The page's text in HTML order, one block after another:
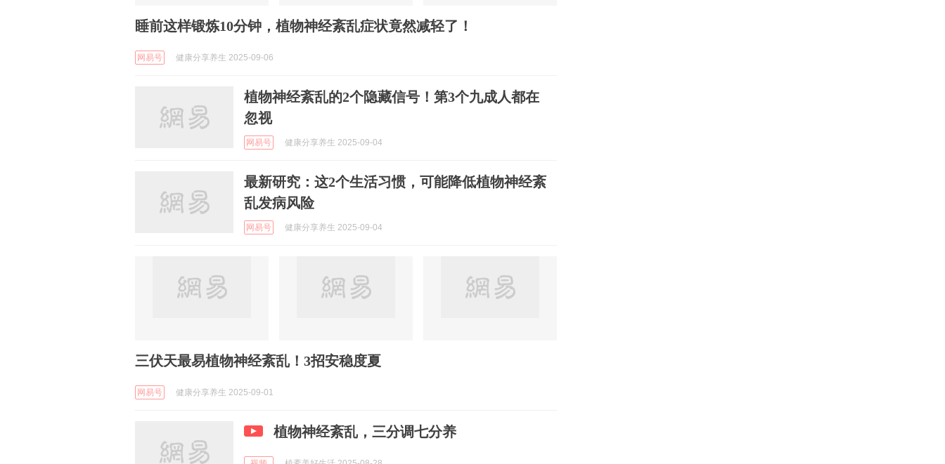
睡前这样锻炼10分钟，植物神经紊乱症状竟然减轻了！
网易号 健康分享养生 2025-09-06
植物神经紊乱的2个隐藏信号！第3个九成人都在
忽视
网易号 健康分享养生 2025-09-04
最新研究：这2个生活习惯，可能降低植物神经紊
乱发病风险
网易号 健康分享养生 2025-09-04
三伏天最易植物神经紊乱！3招安稳度夏
网易号 健康分享养生 2025-09-01
植物神经紊乱，三分调七分养